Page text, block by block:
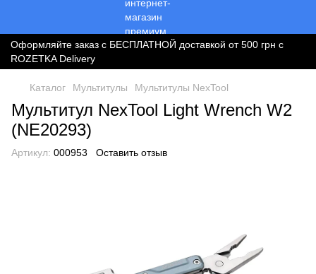
Оформляйте заказ с БЕСПЛАТНОЙ доставкой от 500 грн с
ROZETKA Delivery
Каталог Мультитулы Мультитулы NexTool
Мультитул NexTool Light Wrench W2
(NE20293)
Артикул: 000953 Оставить отзыв